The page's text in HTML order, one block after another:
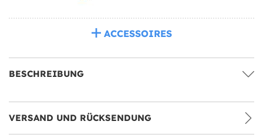
ACCESSOIRES
BESCHREIBUNG
VERSAND UND RÜCKSENDUNG